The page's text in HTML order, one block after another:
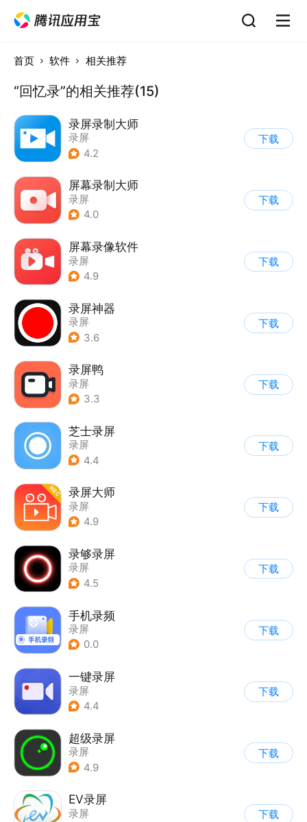
首页 软件 相关推荐
“回忆录”的相关推荐(15)
录屏录制大师
录屏
4.2
下载
屏幕录制大师
录屏
4.0
下载
屏幕录像软件
录屏
4.9
下载
录屏神器
录屏
3.6
下载
录屏鸭
录屏
3.3
下载
芝士录屏
录屏
4.4
下载
录屏大师
录屏
4.9
下载
录够录屏
录屏
4.5
下载
手机录频
录屏
0.0
下载
一键录屏
录屏
4.4
下载
超级录屏
录屏
4.9
下载
EV录屏
录屏
下载